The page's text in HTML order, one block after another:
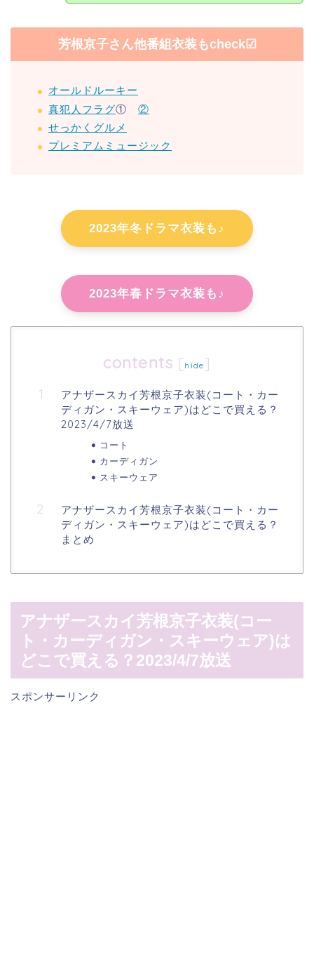
芳根京子さん他番組衣装もcheck☑
オールドルーキー
真犯人フラグ① ②
せっかくグルメ
プレミアムミュージック
2023年冬ドラマ衣装も♪
2023年春ドラマ衣装も♪
contents [ hide]
アナザースカイ芳根京子衣装(コート・カー
ディガン・スキーウェア)はどこで買える？
2023/4/7放送
コート
カーディガン
スキーウェア
アナザースカイ芳根京子衣装(コート・カー
ディガン・スキーウェア)はどこで買える？
まとめ
アナザースカイ芳根京子衣装(コー
ト・カーディガン・スキーウェア)は
どこで買える？2023/4/7放送
スポンサーリンク